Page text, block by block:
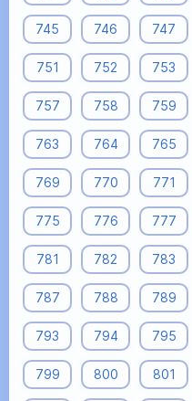
745 746 747
751 752 753
757 758 759
763 764 765
769 770 771
775 776 777
781 782 783
787 788 789
793 794 795
799 800 801